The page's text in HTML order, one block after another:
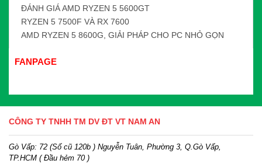
ĐÁNH GIÁ AMD RYZEN 5 5600GT
RYZEN 5 7500F VÀ RX 7600
AMD RYZEN 5 8600G, GIẢI PHÁP CHO PC NHỎ GỌN
FANPAGE
CÔNG TY TNHH TM DV ĐT VT NAM AN
Gò Vấp: 72 (Số cũ 120b ) Nguyễn Tuân, Phường 3, Q.Gò Vấp,
TP.HCM ( Đầu hẻm 70 )